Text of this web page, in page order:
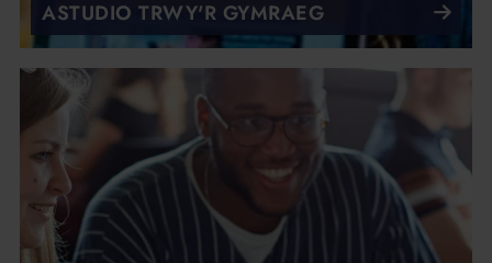
ASTUDIO TRWY'R GYMRAEG